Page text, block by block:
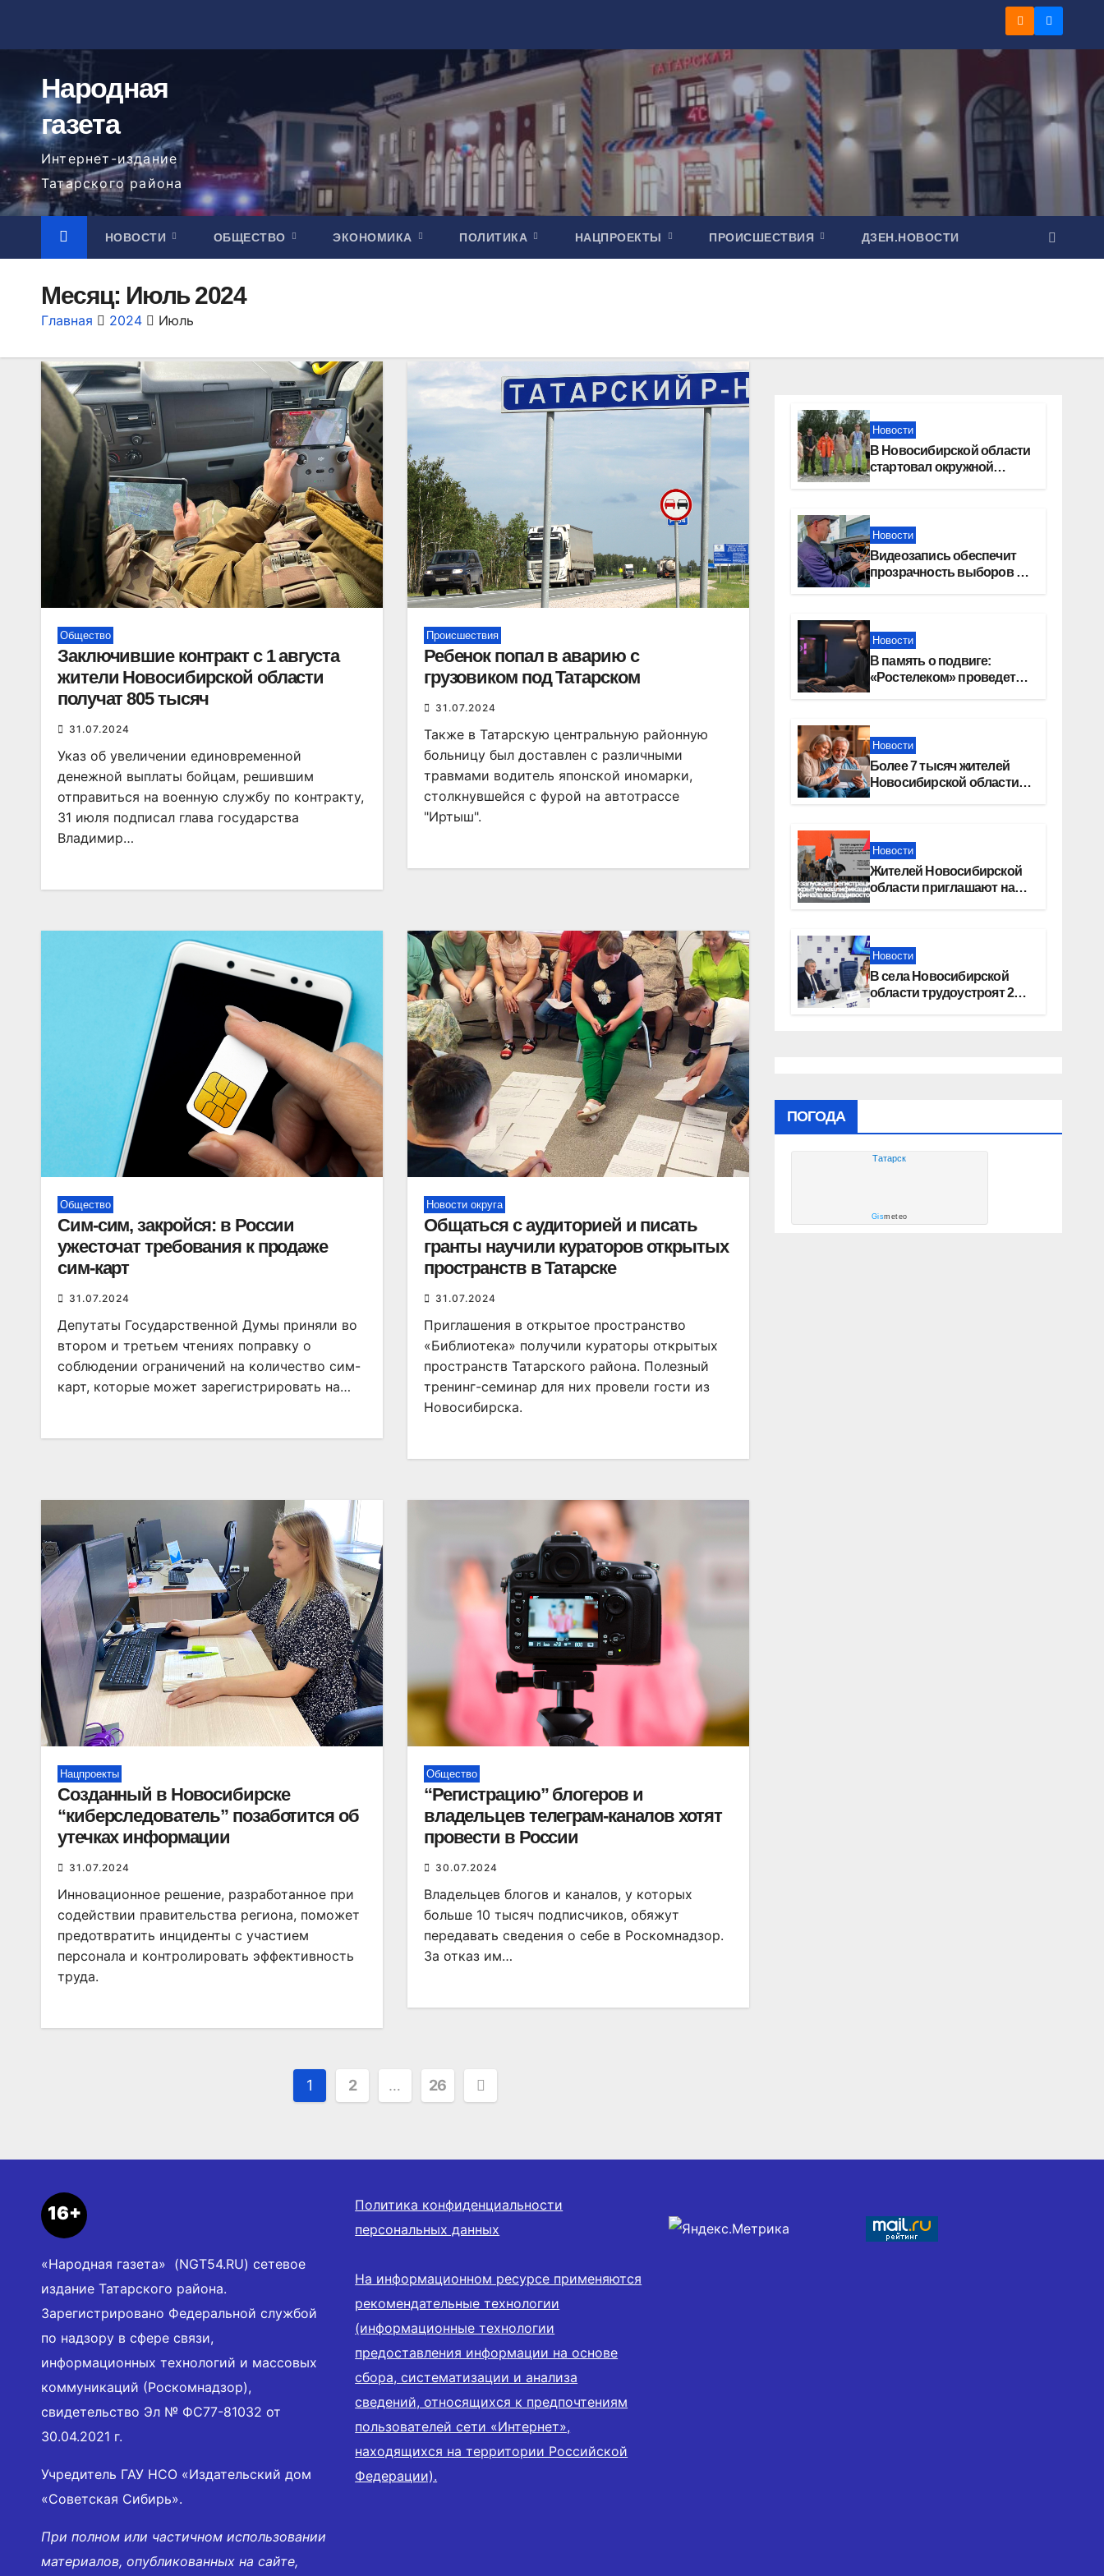
содержимому
Народная
газета
Интернет-издание
Татарского района
НОВОСТИ ОБЩЕСТВО ЭКОНОМИКА ПОЛИТИКА НАЦПРОЕКТЫ ПРОИСШЕСТВИЯ ДЗЕН.НОВОСТИ
Месяц: Июль 2024
Главная 2024 Июль
Общество
Заключившие контракт с 1 августа
жители Новосибирской области
получат 805 тысяч
31.07.2024
Указ об увеличении единовременной
денежной выплаты бойцам, решившим
отправиться на военную службу по контракту,
31 июля подписал глава государства
Владимир…
Происшествия
Ребенок попал в аварию с
грузовиком под Татарском
31.07.2024
Также в Татарскую центральную районную
больницу был доставлен с различными
травмами водитель японской иномарки,
столкнувшейся с фурой на автотрассе
"Иртыш".
Общество
Сим-сим, закройся: в России
ужесточат требования к продаже
сим-карт
31.07.2024
Депутаты Государственной Думы приняли во
втором и третьем чтениях поправку о
соблюдении ограничений на количество сим-
карт, которые может зарегистрировать на…
Новости округа
Общаться с аудиторией и писать
гранты научили кураторов открытых
пространств в Татарске
31.07.2024
Приглашения в открытое пространство
«Библиотека» получили кураторы открытых
пространств Татарского района. Полезный
тренинг-семинар для них провели гости из
Новосибирска.
Нацпроекты
Созданный в Новосибирске
“киберследователь” позаботится об
утечках информации
31.07.2024
Инновационное решение, разработанное при
содействии правительства региона, поможет
предотвратить инциденты с участием
персонала и контролировать эффективность
труда.
Общество
“Регистрацию” блогеров и
владельцев телеграм-каналов хотят
провести в России
30.07.2024
Владельцев блогов и каналов, у которых
больше 10 тысяч подписчиков, обяжут
передавать сведения о себе в Роскомнадзор.
За отказ им…
Пагинация
1 2 … 26
Новости
В Новосибирской области
стартовал окружной
туристский слет молодежи
Новости
Видеозапись обеспечит
прозрачность выборов в
Госдуму в Новосибирской
Новости
В память о подвиге:
«Ростелеком» проведет
кибертурнир «Битва за
Новости
Более 7 тысяч жителей
Новосибирской области
получили увеличение
Новости
Жителей Новосибирской
области приглашают на
открытую квалификацию
Новости
В села Новосибирской
области трудоустроят 20
работников культуры
ПОГОДА
Татарск
Gismeteo
16+
«Народная газета» (NGT54.RU) сетевое
издание Татарского района.
Зарегистрировано Федеральной службой
по надзору в сфере связи,
информационных технологий и массовых
коммуникаций (Роскомнадзор),
свидетельство Эл № ФС77-81032 от
30.04.2021 г.
Учредитель ГАУ НСО «Издательский дом
«Советская Сибирь».
При полном или частичном использовании
материалов, опубликованных на сайте,
Политика конфиденциальности
персональных данных
На информационном ресурсе применяются
рекомендательные технологии
(информационные технологии
предоставления информации на основе
сбора, систематизации и анализа
сведений, относящихся к предпочтениям
пользователей сети «Интернет»,
находящихся на территории Российской
Федерации).